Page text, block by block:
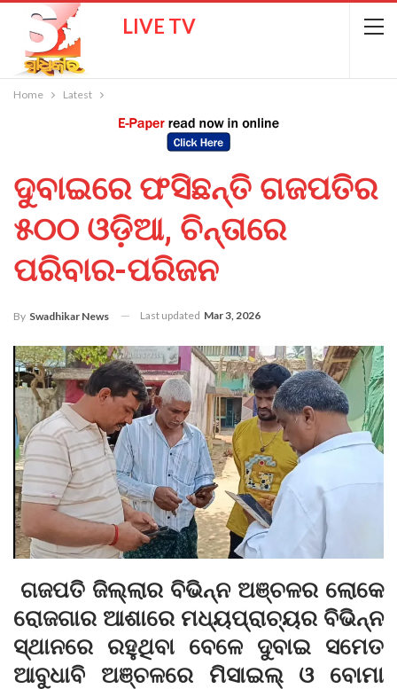
LIVE TV
Home Latest
ଦୁବାଇରେ ଫସିଛନ୍ତି ଗଜପତିର
୫୦୦ ଓଡ଼ିଆ, ଚିନ୍ତାରେ
ପରିବାର-ପରିଜନ
By Swadhikar News Last updated Mar 3, 2026
ଗଜପତି ଜିଲ୍ଲାର ବିଭିନ୍ନ ଅଞ୍ଚଳର ଲୋକେ
ରୋଜଗାର ଆଶାରେ ମଧ୍ୟପ୍ରାଚ୍ୟର ବିଭିନ୍ନ
ସ୍ଥାନରେ ରହୁଥିବା ବେଳେ ଦୁବାଇ ସମେତ
ଆବୁଧାବି ଅଞ୍ଚଳରେ ମିସାଇଲ୍ ଓ ବୋମା